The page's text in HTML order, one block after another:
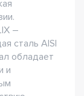
–
сталь AISI
обладает
и